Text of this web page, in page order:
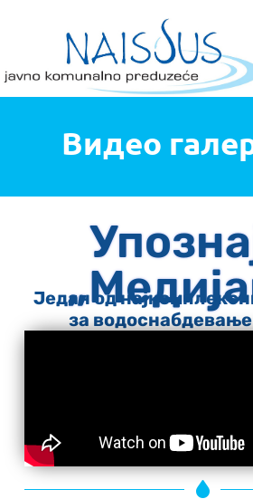
Видео
Један од
за